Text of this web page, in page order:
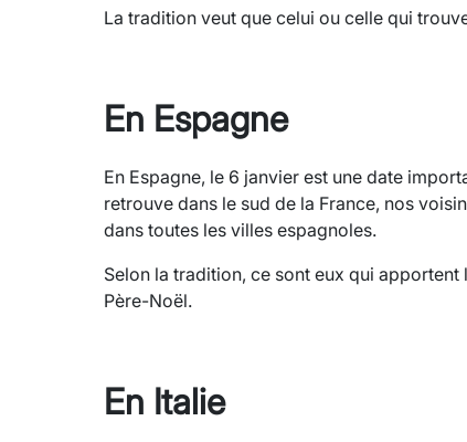
La tradition veut que celui ou celle qui
En Espagne
En Espagne, le 6 janvier est une date
retrouve dans le sud de la France, nos
dans toutes les villes espagnoles.
Selon la tradition, ce sont eux qui
Père-Noël.
En Italie